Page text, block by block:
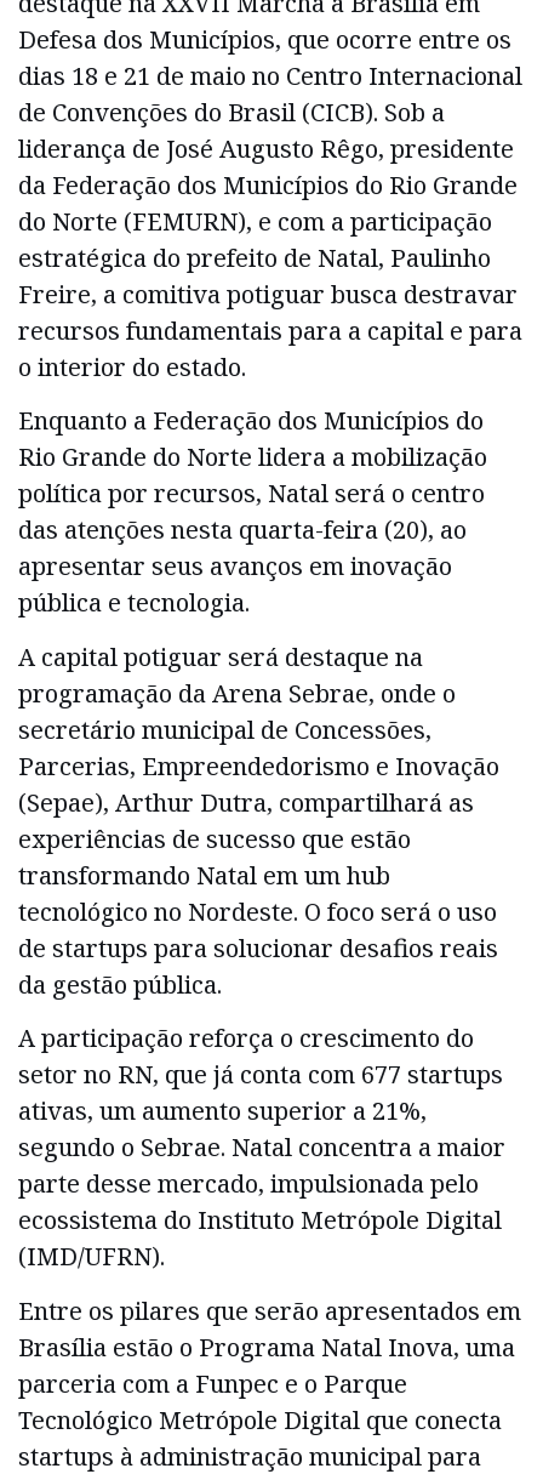
Defesa dos Municípios, que ocorre entre os
dias 18 e 21 de maio no Centro Internacional
de Convenções do Brasil (CICB). Sob a
liderança de José Augusto Rêgo, presidente
da Federação dos Municípios do Rio Grande
do Norte (FEMURN), e com a participação
estratégica do prefeito de Natal, Paulinho
Freire, a comitiva potiguar busca destravar
recursos fundamentais para a capital e para
o interior do estado.
Enquanto a Federação dos Municípios do
Rio Grande do Norte lidera a mobilização
política por recursos, Natal será o centro
das atenções nesta quarta-feira (20), ao
apresentar seus avanços em inovação
pública e tecnologia.
A capital potiguar será destaque na
programação da Arena Sebrae, onde o
secretário municipal de Concessões,
Parcerias, Empreendedorismo e Inovação
(Sepae), Arthur Dutra, compartilhará as
experiências de sucesso que estão
transformando Natal em um hub
tecnológico no Nordeste. O foco será o uso
de startups para solucionar desafios reais
da gestão pública.
A participação reforça o crescimento do
setor no RN, que já conta com 677 startups
ativas, um aumento superior a 21%,
segundo o Sebrae. Natal concentra a maior
parte desse mercado, impulsionada pelo
ecossistema do Instituto Metrópole Digital
(IMD/UFRN).
Entre os pilares que serão apresentados em
Brasília estão o Programa Natal Inova, uma
parceria com a Funpec e o Parque
Tecnológico Metrópole Digital que conecta
startups à administração municipal para